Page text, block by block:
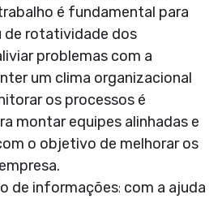
é fundamental para
de rotatividade dos
problemas com a
um clima organizacional
os processos é
montar equipes alinhadas e
o objetivo de melhorar os
de informações: com a ajuda